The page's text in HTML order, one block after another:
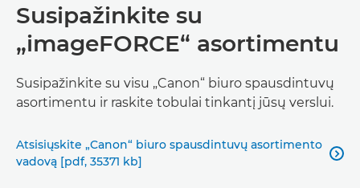
Susipažinkite su
„imageFORCE“ asortimentu
Susipažinkite su visu „Canon“ biuro spausdintuvų
asortimentu ir raskite tobulai tinkantį jūsų verslui.
Atsisiųskite „Canon“ biuro spausdintuvų asortimento
vadovą [pdf, 35371 kb]
